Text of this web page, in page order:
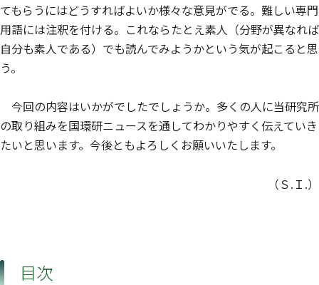
てもらうにはどうすればよいか様々な意見がでる。難しい専門
用語には注釈を付ける。これならたとえ素人（分野が異なれば
自分も素人である）でも読んでみようかという気が起こると思
う。
今回の内容はいかがでしたでしょうか。多くの人に当研究所
の取り組みを国環研ニュースを通してわかりやすく伝えていき
たいと思います。今後ともよろしくお願いいたします。
（Ｓ.Ｉ.）
目次